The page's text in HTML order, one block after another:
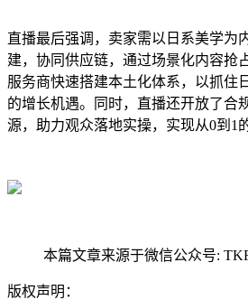
直播最后强调，卖家需以日系美学为
建，协同供应链，通过场景化内容抢
服务商快速搭建本土化体系，以抓住
的增长机遇。同时，直播还开放了合
源，助力观众落地实操，实现从0到1
本篇文章来源于微信公众号:
版权声明：